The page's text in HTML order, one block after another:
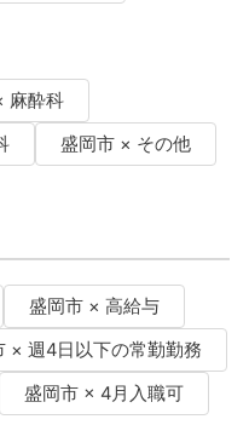
麻酔科
盛岡市 × その他
盛岡市 × 高給与
× 週4日以下の常勤勤務
盛岡市 × 4月入職可